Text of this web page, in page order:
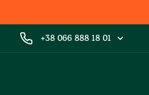
+38 066 888 18 01